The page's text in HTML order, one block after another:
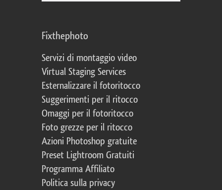
Fixthephoto
Servizi di montaggio video
Virtual Staging Services
Esternalizzare il fotoritocco
Suggerimenti per il ritocco
Omaggi per il fotoritocco
Foto grezze per il ritocco
Azioni Photoshop gratuite
Preset Lightroom Gratuiti
Programma Affiliato
Politica sulla privacy